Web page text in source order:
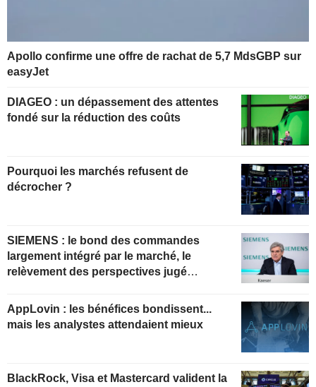
Apollo confirme une offre de rachat de 5,7 MdsGBP sur
easyJet
DIAGEO : un dépassement des attentes
fondé sur la réduction des coûts
Pourquoi les marchés refusent de
décrocher ?
SIEMENS : le bond des commandes
largement intégré par le marché, le
relèvement des perspectives jugé
actuelles
AppLovin : les bénéfices bondissent...
mais les analystes attendaient mieux
BlackRock, Visa et Mastercard valident la